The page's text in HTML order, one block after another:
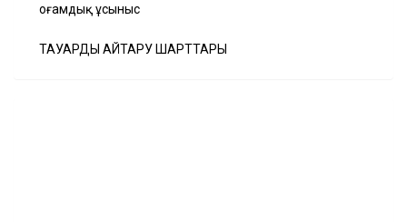
Қоғамдық ұсыныс
ТАУАРДЫ ҚАЙТАРУ ШАРТТАРЫ